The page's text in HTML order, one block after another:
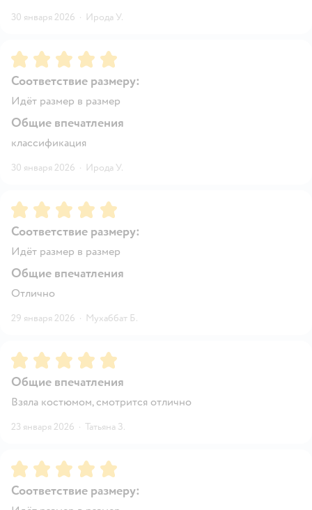
30 января 2026 · Ирода У.
Рейтинг:5
Соответствие размеру:
Идёт размер в размер
Общие впечатления
классификация
30 января 2026 · Ирода У.
Рейтинг:5
Соответствие размеру:
Идёт размер в размер
Общие впечатления
Отлично
29 января 2026 · Мухаббат Б.
Рейтинг:5
Общие впечатления
Взяла костюмом, смотрится отлично
23 января 2026 · Татьяна З.
Рейтинг:5
Соответствие размеру: